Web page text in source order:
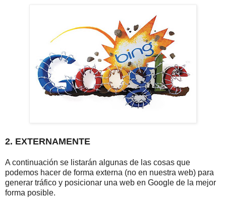
2. EXTERNAMENTE
A continuación se listarán algunas de las cosas que
podemos hacer de forma externa (no en nuestra web) para
generar tráfico y posicionar una web en Google de la mejor
forma posible.